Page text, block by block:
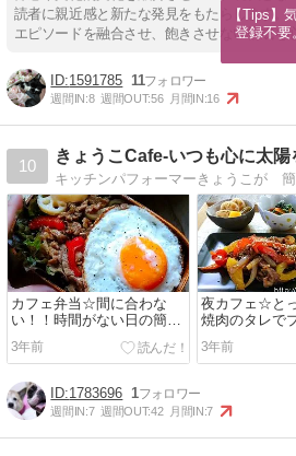
読者に親近感と新たな発見をもたらします。
エピソードを融合させ、飽きさせない構成を
1591785 11
週間IN:8 週間OUT:56 月間IN:16
10
きょうこCafe-いつも心に太陽
カフェ弁当☆間に合わな
い！！時間がない日の簡単
弁当
3年前
夜カフェ☆と
焼肉のタレで
ん
3年前
1783696 1
週間IN:7 週間OUT:42 月間IN:7
【Tips】
登録不要